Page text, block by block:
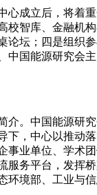
心成立后，将着
校智库、金融机
论坛；四是组织
中国能源研究会
。中国能源研
下，中心以推动
事业单位、学术
服务平台，发挥
环境部、工业与